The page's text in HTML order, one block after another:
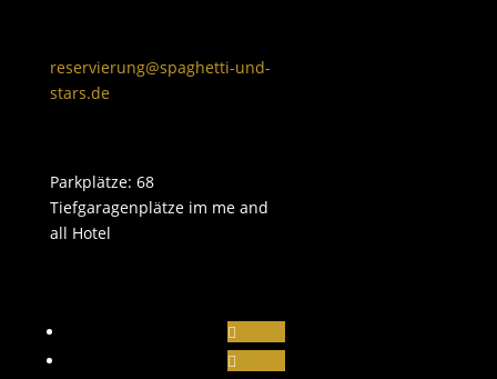
reservierung@spaghetti-und-
stars.de
Parkplätze: 68
Tiefgaragenplätze im me and
all Hotel